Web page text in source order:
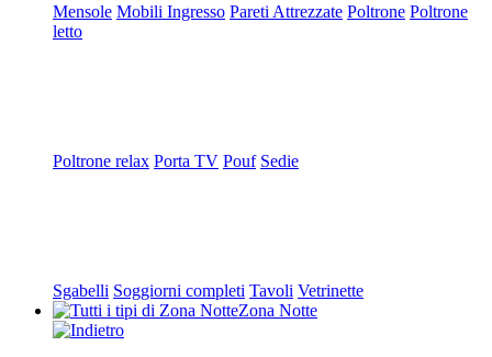
Mensole Mobili Ingresso Pareti Attrezzate Poltrone Poltrone
letto
Poltrone relax Porta TV Pouf Sedie
Sgabelli Soggiorni completi Tavoli Vetrinette
Zona Notte